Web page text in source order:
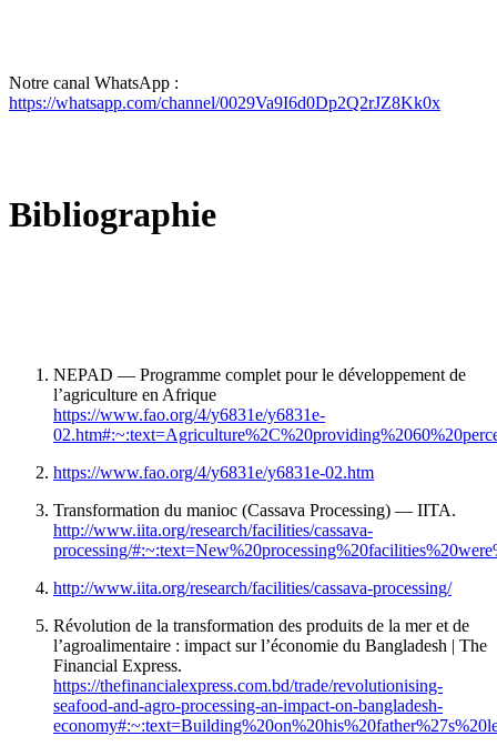
Notre canal WhatsApp :
https://whatsapp.com/channel/0029Va9I6d0Dp2Q2rJZ8Kk0x
Bibliographie
NEPAD — Programme complet pour le développement de
l’agriculture en Afrique
https://www.fao.org/4/y6831e/y6831e-
https://www.fao.org/4/y6831e/y6831e-02.htm
Transformation du manioc (Cassava Processing) — IITA.
http://www.iita.org/research/facilities/cassava-
processing/
http://www.iita.org/research/facilities/cassava-processing/
Révolution de la transformation des produits de la mer et de
l’agroalimentaire : impact sur l’économie du Bangladesh | The
Financial Express.
https://thefinancialexpress.com.bd/trade/revolutionising-
seafood-and-agro-processing-an-impact-on-bangladesh-